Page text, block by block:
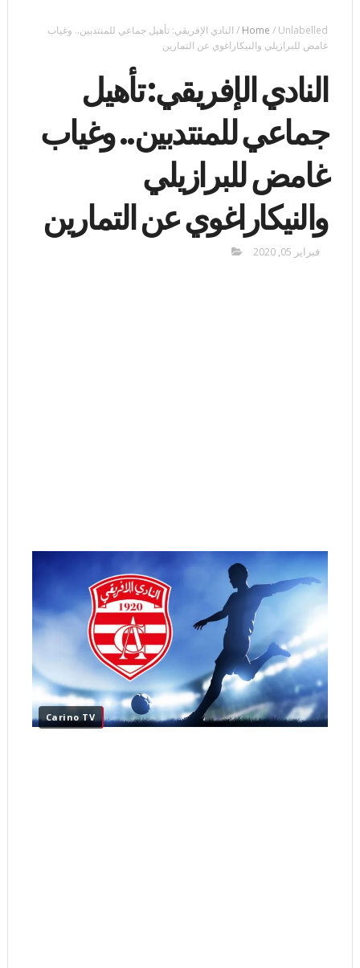
Home / Unlabelled
/ النادي الإفريقي: تأهيل جماعي للمنتدبين.. وغياب
غامض للبرازيلي والنيكاراغوي عن التمارين
النادي الإفريقي: تأهيل
جماعي للمنتدبين.. وغياب
غامض للبرازيلي
والنيكاراغوي عن التمارين
فبراير 05, 2020
Carino TV